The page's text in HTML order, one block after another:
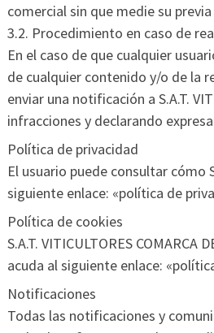
comercial sin que medie su
3.2. Procedimiento en caso de
En el caso de que cualquier
de cualquier contenido y/o de la
enviar una notificación a S.A.T.
infracciones y declarando
Política de privacidad
El usuario puede consultar cómo
siguiente enlace: «política de
Política de cookies
S.A.T. VITICULTORES
acuda al siguiente enlace:
Notificaciones
Todas las notificaciones y